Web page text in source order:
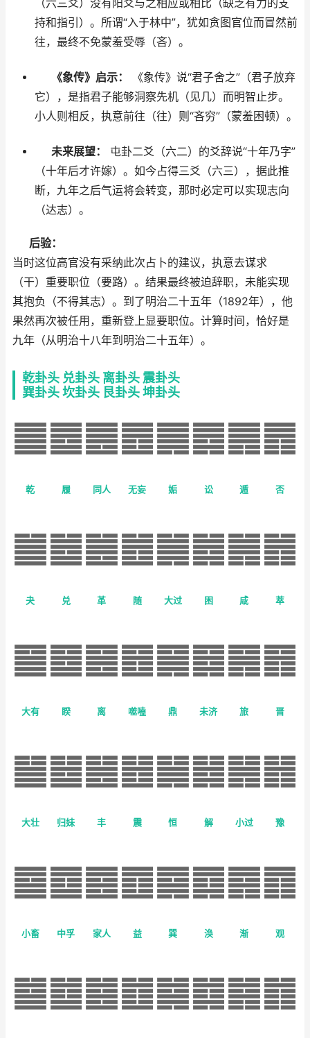
（六三爻）没有阳爻与之相应或相比（缺乏有力的支
持和指引）。所谓“入于林中”，犹如贪图官位而冒然前
往，最终不免蒙羞受辱（吝）。
《象传》启示：
《象传》说“君子舍之”（君子放弃
它），是指君子能够洞察先机（见几）而明智止步。
小人则相反，执意前往（往）则“吝穷”（蒙羞困顿）。
未来展望：
屯卦二爻（六二）的爻辞说“十年乃字”
（十年后才许嫁）。如今占得三爻（六三），据此推
断，九年之后气运将会转变，那时必定可以实现志向
（达志）。
后验：
当时这位高官没有采纳此次占卜的建议，执意去谋求
（干）重要职位（要路）。结果最终被迫辞职，未能实现
其抱负（不得其志）。到了明治二十五年（1892年），他
果然再次被任用，重新登上显要职位。计算时间，恰好是
九年（从明治十八年到明治二十五年）。
乾卦头 兑卦头 离卦头 震卦头
巽卦头坎卦头 艮卦头坤卦头
乾 履 同人 无妄 姤 讼 遁 否
夬 兑 革 随 大过 困 咸 萃
大有 睽 离 噬嗑 鼎 未济 旅 晋
大壮 归妹 丰 震 恒 解 小过 豫
小畜 中孚 家人 益 巽 涣 渐 观